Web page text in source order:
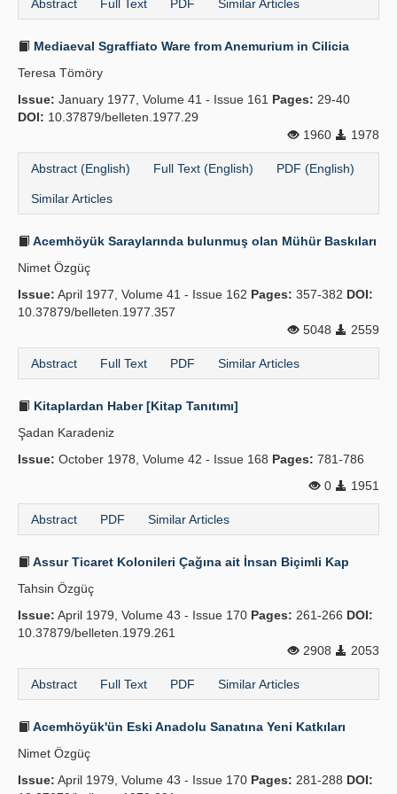
Abstract Full Text PDF Similar Articles
Mediaeval Sgraffiato Ware from Anemurium in Cilicia
Teresa Tömöry
Issue: January 1977, Volume 41 - Issue 161 Pages: 29-40
DOI: 10.37879/belleten.1977.29
1960
1978
Abstract (English) Full Text (English) PDF (English)
Similar Articles
Acemhöyük Saraylarında bulunmuş olan Mühür Baskıları
Nimet Özgüç
Issue: April 1977, Volume 41 - Issue 162 Pages: 357-382 DOI:
10.37879/belleten.1977.357
5048
2559
Abstract Full Text PDF Similar Articles
Kitaplardan Haber [Kitap Tanıtımı]
Şadan Karadeniz
Issue: October 1978, Volume 42 - Issue 168 Pages: 781-786
0
1951
Abstract PDF Similar Articles
Assur Ticaret Kolonileri Çağına ait İnsan Biçimli Kap
Tahsin Özgüç
Issue: April 1979, Volume 43 - Issue 170 Pages: 261-266 DOI:
10.37879/belleten.1979.261
2908
2053
Abstract Full Text PDF Similar Articles
Acemhöyük'ün Eski Anadolu Sanatına Yeni Katkıları
Nimet Özgüç
Issue: April 1979, Volume 43 - Issue 170 Pages: 281-288 DOI: